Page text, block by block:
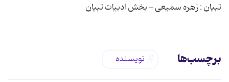
تبیان : زهره سمیعی - بخش ادبیات تبیان
برچسب‌ها نویسنده